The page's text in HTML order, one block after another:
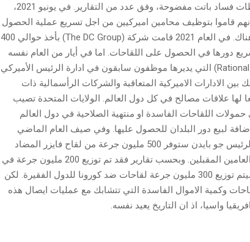
على اللقاحات الاميركية وفقا لمخططات فساد باتت مفضوحة، وفق عدد من التقارير. في يونيو 2021،
قاموا بتوظيف محامين اميركيين من اجل تسريع عملية الحصول
على اللقاحات ضد كورونا المتفشي هناك. في العام 2021 قامت شركة (The DC Group) بأخذ حوالي 400
دورها في الحصول على اللقاحات. اما في أيار من العام نفسه
فقد قامت كينيا بتوظيف شركة (Rational 360) التي يديرها موظفون سابقون في ادارة الرئيس الأميركي
الادارات الاميركية المتعاقبة والشركات الرأسمالية ذات
لها علاقات مصالح في كل دول العالم. الولايات المتحدة تصيب
اللقاحات الفاسدة او منتهية الصلاحية في دول العالم
لبيع دور البلدان للحصول عليها. وفي صيف العام الماضي
قالت وسائل إعلام أمريكية إن إدارة الرئيس جو بايدن ستوفر 500 مليون جرعة من لقاح فايزر المضاد
لفيروس كورونا لنحو 100 دولة خلال العامين المقبلين. وبحسب تقارير فقد تم توزيع 200 مليون جرعة في
العام الماضي وفي هذا العام 2022 سيتم توزيع 300 مليون جرعة لقاحات ضد كورونا للدول الفقيرة. لكن
وكمية الاموال الفاسدة التي تتشابك مع عمليات ايصال هذه
واسيا، اذ ان التاريخ يعيد نفسه.